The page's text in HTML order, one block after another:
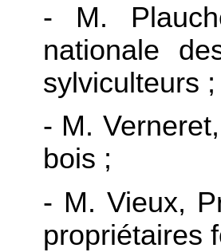
- M.
nationale
sylviculteurs ;
- M.
bois ;
- M. Vieux,
propriétaires